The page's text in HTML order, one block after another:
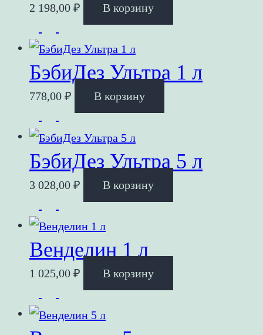
2 198,00 ₽ В корзину
БэбиДез Ультра 1 л
778,00 ₽ В корзину
БэбиДез Ультра 5 л
3 028,00 ₽ В корзину
Венделин 1 л
1 025,00 ₽ В корзину